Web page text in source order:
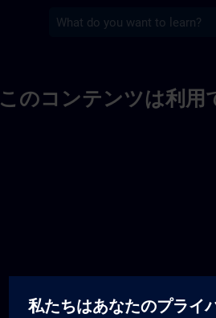
このコンテンツは利用